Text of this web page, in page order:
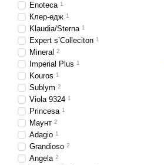
Enoteca 1
Клер-едж 1
Klaudia/Sterna 1
Expert s’Colleciton 1
Mineral 2
Imperial Plus 1
Kouros 1
Sublym 2
Viola 9324 1
Princesa 1
Маунт 2
Adagio 1
Grandioso 2
Angela 2